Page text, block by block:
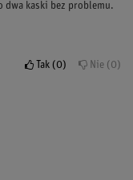
dwa kaski bez problemu.
Tak 0 Nie 0